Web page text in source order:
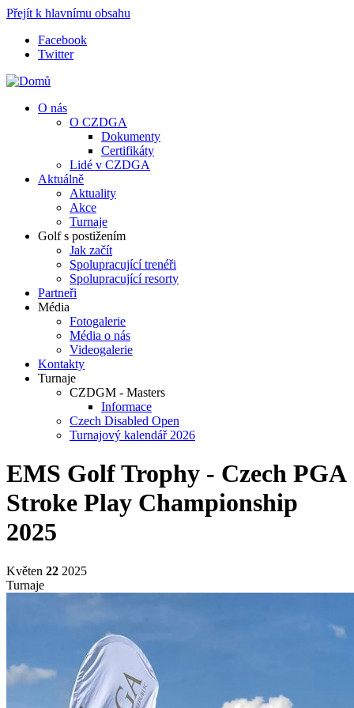
Přejít k hlavnímu obsahu
Facebook
Twitter
O nás
O CZDGA
Dokumenty
Certifikáty
Lidé v CZDGA
Aktuálně
Aktuality
Akce
Turnaje
Golf s postižením
Jak začít
Spolupracující trenéři
Spolupracující resorty
Partneři
Média
Fotogalerie
Média o nás
Videogalerie
Kontakty
Turnaje
CZDGM - Masters
Informace
Czech Disabled Open
Turnajový kalendář 2026
EMS Golf Trophy - Czech PGA
Stroke Play Championship
2025
Květen 22 2025
Turnaje